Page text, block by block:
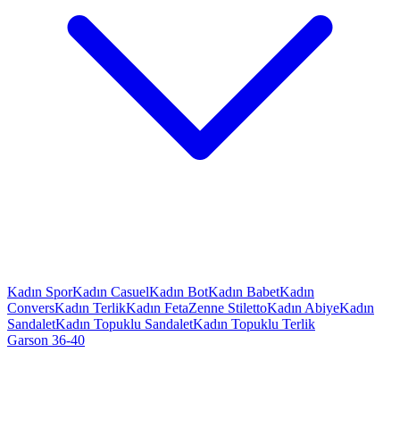
Kadın SporKadın CasuelKadın BotKadın BabetKadın
ConversKadın TerlikKadın FetaZenne StilettoKadın AbiyeKadın
SandaletKadın Topuklu SandaletKadın Topuklu Terlik
Garson 36-40